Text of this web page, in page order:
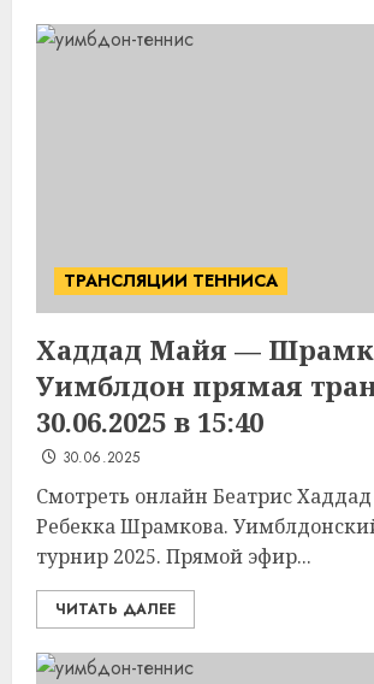
ТРАНСЛЯЦИИ ТЕННИСА
Хаддад Майя —
Уимблдон прямая
30.06.2025 в 15:40
30.06.2025
Смотреть онлайн Беатрис
Ребекка Шрамкова.
турнир 2025. Прямой эфир...
ЧИТАТЬ ДАЛЕЕ